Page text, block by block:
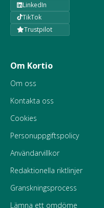
LinkedIn
TikTok
Trustpilot
Om Kortio
Om oss
Kontakta oss
Cookies
Personuppgiftspolicy
Användarvillkor
Redaktionella riktlinjer
Granskningsprocess
Lämna ett omdöme